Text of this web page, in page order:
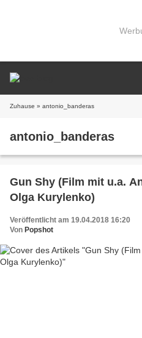
Zuhause » antonio_banderas
antonio_banderas
Gun Shy (Film mit u.a.
Olga Kurylenko)
Veröffentlicht am 19.04.2018 16:20
Von Popshot